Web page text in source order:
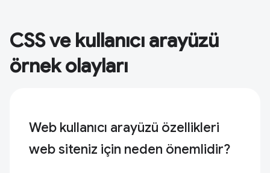
CSS ve kullanıcı arayüzü
örnek olayları
Web kullanıcı arayüzü özellikleri
web siteniz için neden önemlidir?